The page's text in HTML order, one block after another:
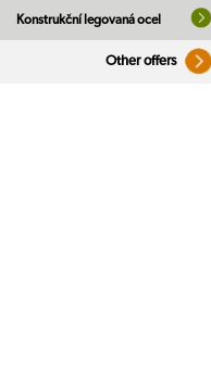
Konstrukční legovaná ocel
Other offers